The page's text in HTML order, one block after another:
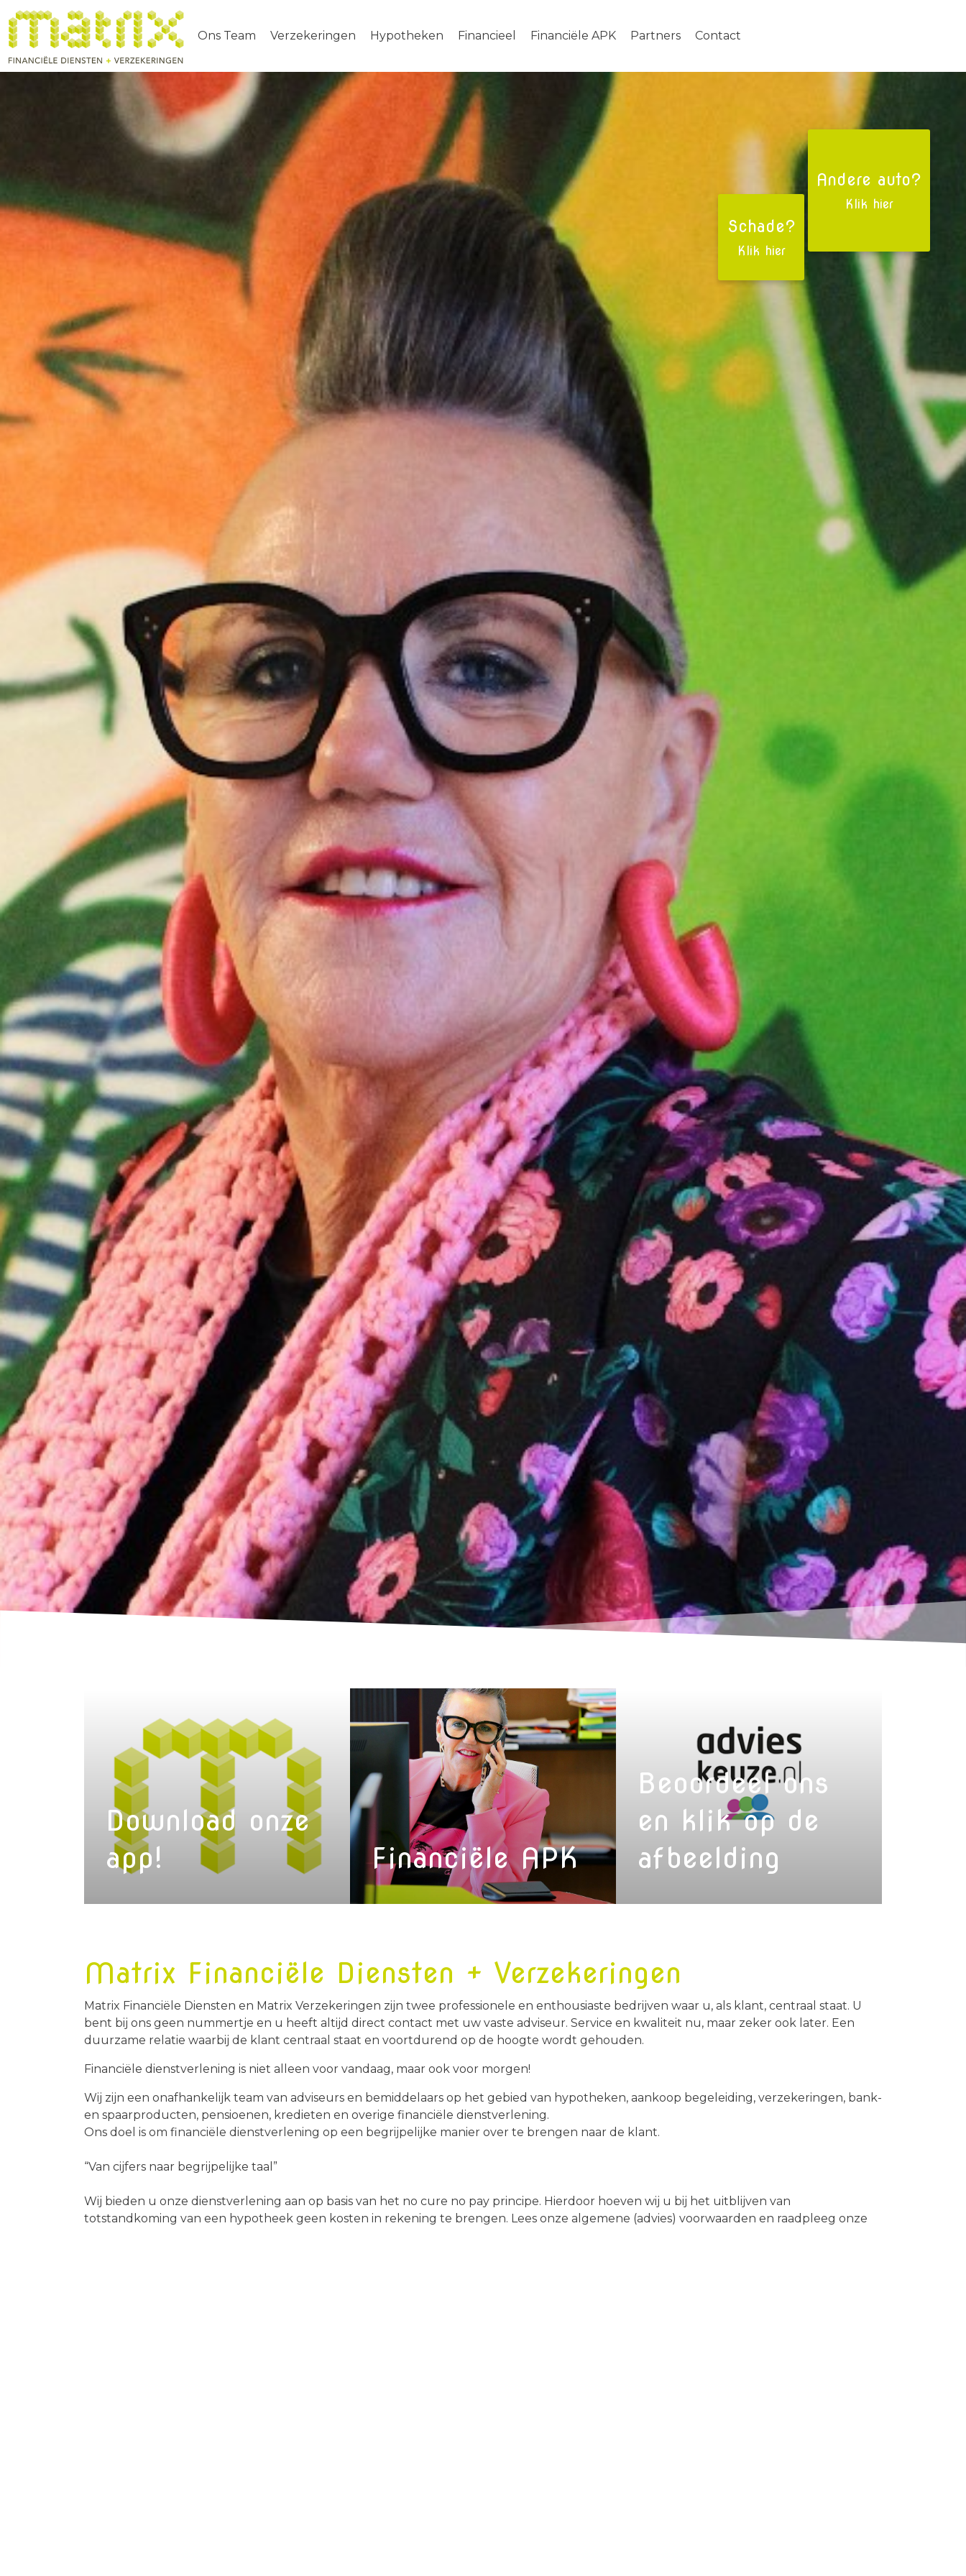
Ons Team Verzekeringen Hypotheken Financieel Financiële APK Partners Contact
Download onze
app!
Financiële APK
Beoordeel ons
en klik op de
afbeelding
Andere auto?
Klik hier
Schade?
Klik hier
Matrix Financiële Diensten + Verzekeringen
Matrix Financiële Diensten en Matrix Verzekeringen zijn twee professionele en enthousiaste bedrijven waar u, als klant, centraal staat. U
bent bij ons geen nummertje en u heeft altijd direct contact met uw vaste adviseur. Service en kwaliteit nu, maar zeker ook later. Een
duurzame relatie waarbij de klant centraal staat en voortdurend op de hoogte wordt gehouden.
Financiële dienstverlening is niet alleen voor vandaag, maar ook voor morgen!
Wij zijn een onafhankelijk team van adviseurs en bemiddelaars op het gebied van hypotheken, aankoop begeleiding, verzekeringen, bank-
en spaarproducten, pensioenen, kredieten en overige financiële dienstverlening.
Ons doel is om financiële dienstverlening op een begrijpelijke manier over te brengen naar de klant.
“Van cijfers naar begrijpelijke taal”
Wij bieden u onze dienstverlening aan op basis van het no cure no pay principe. Hierdoor hoeven wij u bij het uitblijven van
totstandkoming van een hypotheek geen kosten in rekening te brengen. Lees onze algemene (advies) voorwaarden en raadpleeg onze